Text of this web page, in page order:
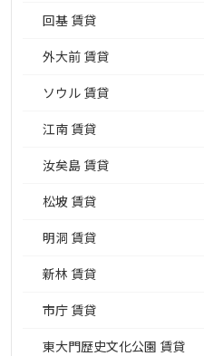
回基 賃貸
外大前 賃貸
ソウル 賃貸
江南 賃貸
汝矣島 賃貸
松坡 賃貸
明洞 賃貸
新林 賃貸
市庁 賃貸
東大門歴史文化公園 賃貸